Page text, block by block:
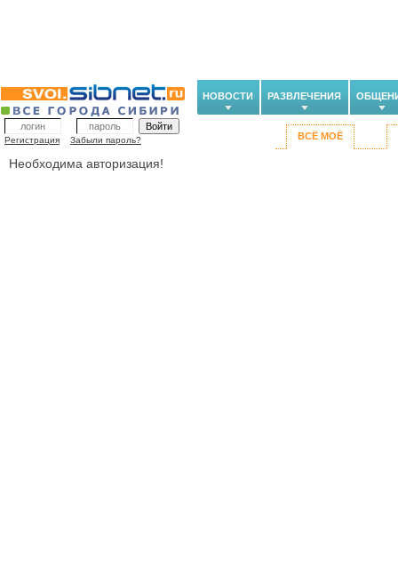
НОВОСТИ РАЗВЛЕЧЕНИЯ
Регистрация Забыли пароль? ВСЁ МОЁ
Необходима авторизация!